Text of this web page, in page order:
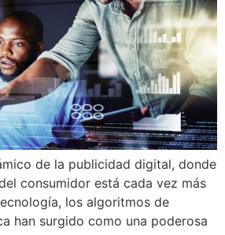
de la publicidad digital, donde
consumidor está cada vez más
los algoritmos de
han surgido como una poderosa